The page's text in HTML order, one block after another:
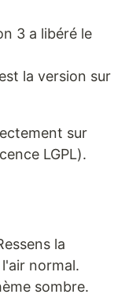
3 a libéré le
la version sur
sur
LGPL).
la
normal.
sombre.